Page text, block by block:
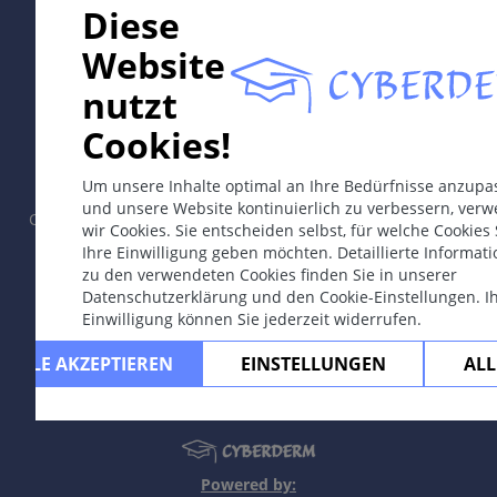
Diese
Website
nutzt
Cookies!
Um unsere Inhalte optimal an Ihre Bedürfnisse
und unsere Website kontinuierlich zu verbessern,
wir Cookies. Sie entscheiden selbst, für welche Cookies
Ihre Einwilligung geben möchten. Detaillierte
zu den verwendeten Cookies finden Sie in unserer
Datenschutzerklärung und den Cookie-Einstellungen.
Einwilligung können Sie jederzeit widerrufen.
ALLE AKZEPTIEREN EINSTELLUNGEN
In collaboration with Erasmus+ hEduLearnIt editorial
group
Copyright © 2003-2026 by CYBERDERM Redaktionsgruppe -
Gründungsredakteur Guenter Burg, M.D. - Konzept und
Koordination durch Vahid Djamei, Zürich.
All rights reserved.
Kontakt | Impressum |Unterstützt
durch|Datenschutzerklärung|Nutzungsbedingungen|
Powered by: